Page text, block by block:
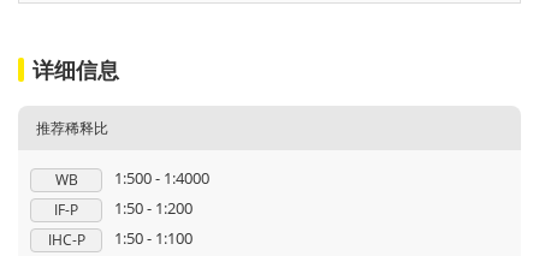
详细信息
推荐稀释比
WB 1:500 - 1:4000
IF-P 1:50 - 1:200
IHC-P 1:50 - 1:100